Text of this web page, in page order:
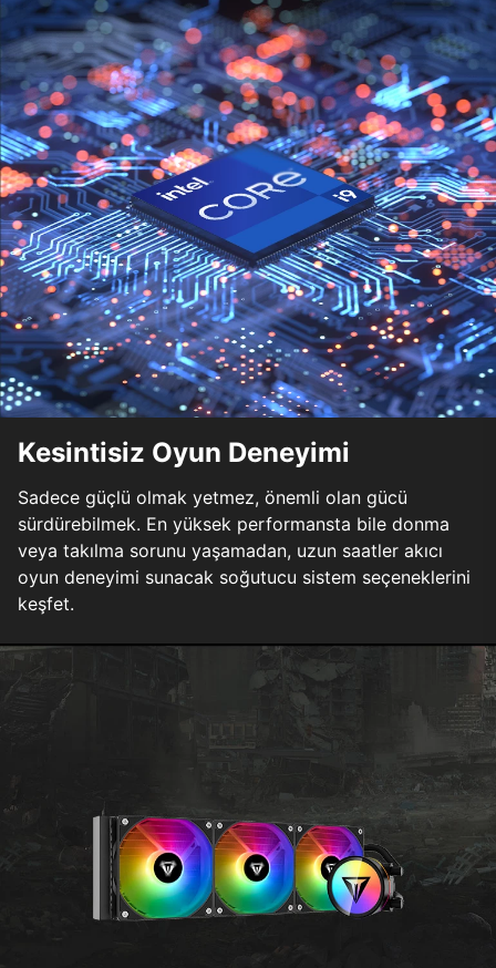
Kesintisiz Oyun Deneyimi
Sadece güçlü olmak yetmez, önemli olan gücü
sürdürebilmek. En yüksek performansta bile donma
veya takılma sorunu yaşamadan, uzun saatler akıcı
oyun deneyimi sunacak soğutucu sistem seçeneklerini
keşfet.